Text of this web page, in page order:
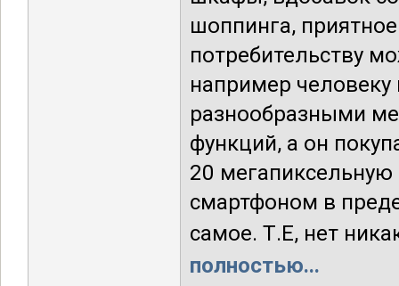
шоппинга,
потребительству
например
разнообразными
функций, а он
20 мегапиксельную
смартфоном в
самое. Т.Е, нет
полностью...